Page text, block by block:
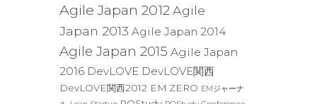
Agile Japan 2012 Agile
Japan 2013 Agile Japan 2014
Agile Japan 2015 Agile Japan
2016 DevLOVE DevLOVE関西
DevLOVE関西2012 EM ZERO EMジャーナ